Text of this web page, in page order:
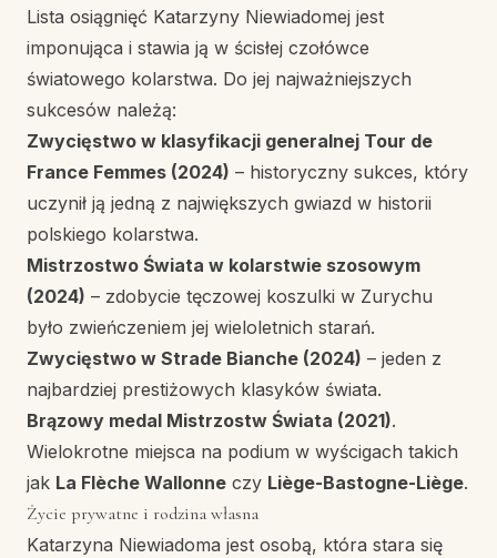
Lista osiągnięć Katarzyny Niewiadomej jest
imponująca i stawia ją w ścisłej czołówce
światowego kolarstwa. Do jej najważniejszych
sukcesów należą:
Zwycięstwo w klasyfikacji generalnej Tour de
France Femmes (2024) – historyczny sukces, który
uczynił ją jedną z największych gwiazd w historii
polskiego kolarstwa.
Mistrzostwo Świata w kolarstwie szosowym
(2024) – zdobycie tęczowej koszulki w Zurychu
było zwieńczeniem jej wieloletnich starań.
Zwycięstwo w Strade Bianche (2024) – jeden z
najbardziej prestiżowych klasyków świata.
Brązowy medal Mistrzostw Świata (2021).
Wielokrotne miejsca na podium w wyścigach takich
jak La Flèche Wallonne czy Liège-Bastogne-Liège.
Życie prywatne i rodzina własna
Katarzyna Niewiadoma jest osobą, która stara się